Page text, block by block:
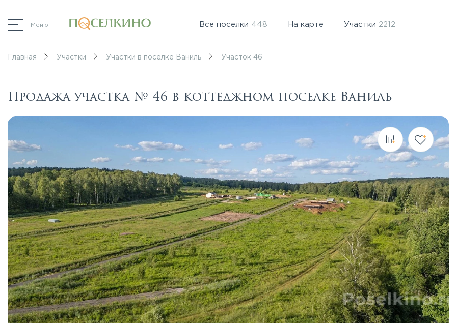
Меню Все поселки 448 На карте Участки 2212
Главная Участки Участки в поселке Ваниль Участок 46
Продажа участка № 46 в коттеджном поселке Ваниль